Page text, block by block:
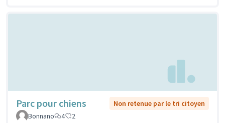
Parc pour chiens
Non retenue par le tri citoyen
Bonnano
4 2